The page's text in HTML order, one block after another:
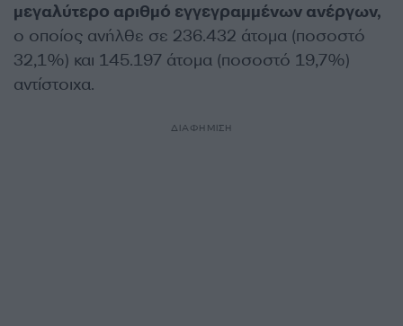
μεγαλύτερο αριθμό εγγεγραμμένων ανέργων,
ο οποίος ανήλθε σε 236.432 άτομα (ποσοστό
32,1%) και 145.197 άτομα (ποσοστό 19,7%)
αντίστοιχα.
ΔΙΑΦΗΜΙΣΗ